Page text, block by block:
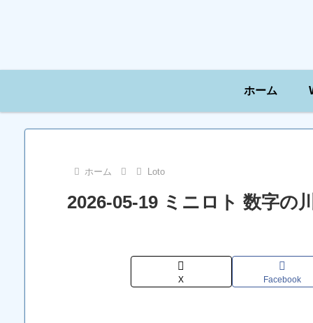
ホーム
ホーム Loto
2026-05-19 ミニロト 数字の
X Facebook